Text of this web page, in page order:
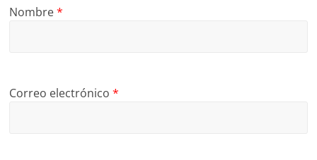
Nombre*
Correo electrónico*